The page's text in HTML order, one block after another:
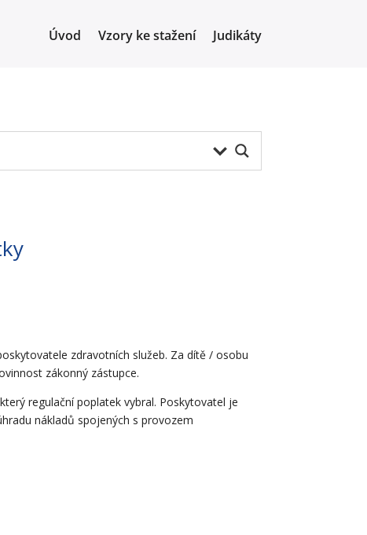
Úvod Vzory ke stažení Judikáty
zdravotních služeb. Za dítě / osobu
zákonný zástupce.
regulační poplatek vybral. Poskytovatel je
nákladů spojených s provozem